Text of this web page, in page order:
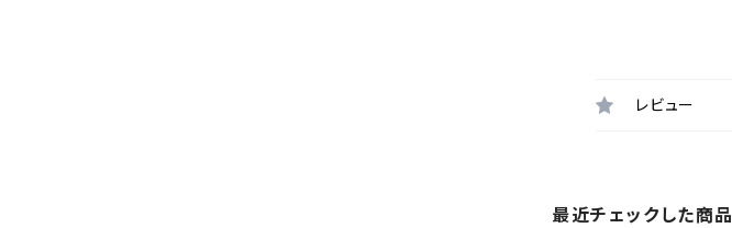
レビュー
最近チェックした商品